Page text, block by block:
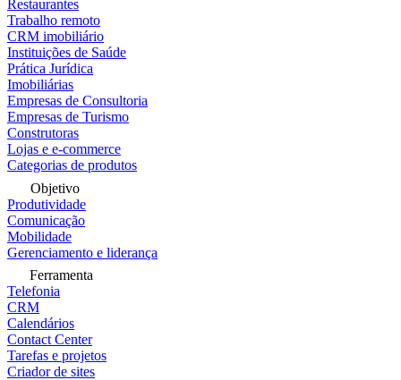
Restaurantes
Trabalho remoto
CRM imobiliário
Instituições de Saúde
Prática Jurídica
Imobiliárias
Empresas de Consultoria
Empresas de Turismo
Construtoras
Lojas e e-commerce
Categorias de produtos
Objetivo
Produtividade
Comunicação
Mobilidade
Gerenciamento e liderança
Ferramenta
Telefonia
CRM
Calendários
Contact Center
Tarefas e projetos
Criador de sites